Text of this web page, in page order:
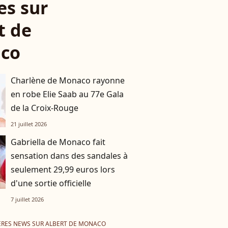
sur
de
Charlène de Monaco rayonne
en robe Elie Saab au 77e Gala
de la Croix-Rouge
21 juillet 2026
Gabriella de Monaco fait
sensation dans des sandales à
seulement 29,99 euros lors
d'une sortie officielle
7 juillet 2026
NEWS SUR ALBERT DE MONACO